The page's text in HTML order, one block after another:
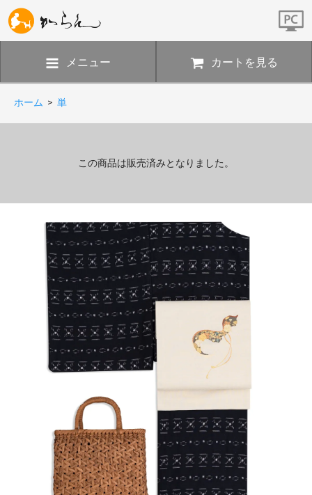
メニュー カートを見る
ホーム > 単
この商品は販売済みとなりました。